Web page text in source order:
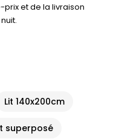
et de la livraison
Lit 140x200cm
superposé